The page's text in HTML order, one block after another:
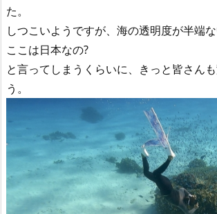
た。
しつこいようですが、海の透明度が半端
ここは日本なの?
と言ってしまうくらいに、きっと皆さん
う。